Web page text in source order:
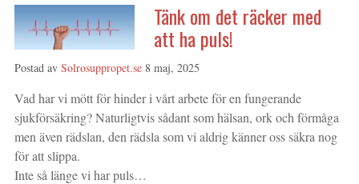
Tänk om det räcker med
att ha puls!
Postad av Solrosuppropet.se 8 maj, 2025
Vad har vi mött för hinder i vårt arbete för en fungerande
sjukförsäkring? Naturligtvis sådant som hälsan, ork och förmåga
men även rädslan, den rädsla som vi aldrig känner oss säkra nog
för att slippa.
Inte så länge vi har puls…